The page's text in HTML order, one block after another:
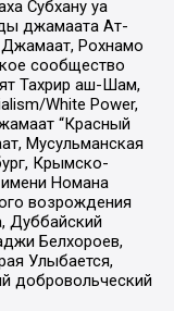
Субхану уа
джамаата Ат-
Рохнамо
сообщество
Тахрир аш-Шам,
White Power,
“Красный
Мусульманская
Крымско-
Номана
возрождения
Дуббайский
Белхороев,
Улыбается,
добровольческий